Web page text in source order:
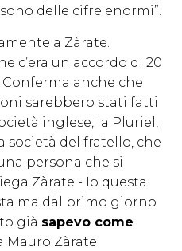
delle cifre enormi”.
a Zàrate.
c’era un accordo di 20
anche che
sarebbero stati fatti
inglese, la Pluriel,
società del fratello, che
persona che si
Zàrate - Io questa
ma dal primo giorno
già sapevo come
Mauro Zàrate